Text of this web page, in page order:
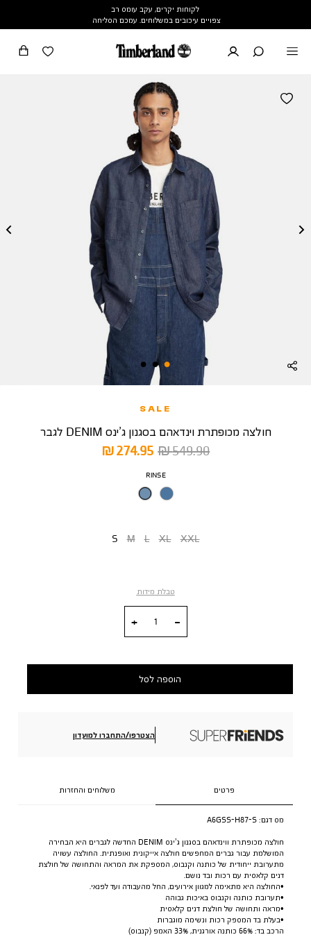
לקוחות יקרים, עקב עומס רב
צפויים עיכובים במשלוחים. עמכם הסליחה
SALE
חולצה מכופתרת וינדאהם בסגנון ג’ינס DENIM לגבר
מחיר
מוצר
274.95 ₪
מחיר
549.90 ₪
צבע
RINSE
S M L XL XXL
טבלת מידות
הוספה לסל
הצטרפו/התחברו למועדון
פרטים משלוחים והחזרות
מס דגם: A6GSS-H87-S
חולצה מכופתרת ווינדאהם בסגנון ג’ינס DENIM החדשה לגברים היא הבחירה
המושלמת עבור גברים המחפשים חולצה אייקונית ואופנתית. החולצה עשויה
מתערובת ייחודית של כותנה וקנבוס, המספקת את המראה והתחושה של חולצת
דנים קלאסית עם רכות ובד נושם.
•החולצה היא מתאימה למגוון אירועים, החל מהעבודה ועד לפנאי.
•תערובת כותנה וקנבוס באיכות גבוהה
•מראה ותחושה של חולצת דנים קלאסית
•בעלת בד המספק רכות ונשימה מוגברות
הרכב בד: 66% כותנה אורגנית, 33% האמפ (קנבוס)